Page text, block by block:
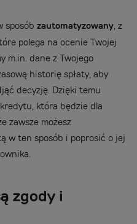
sposób zautomatyzowany, z
polega na ocenie Twojej
m.in. dane z Twojego
historię spłaty, aby
decyzję. Dzięki temu
która będzie dla
zawsze możesz
w ten sposób i poprosić o jej
zgody i